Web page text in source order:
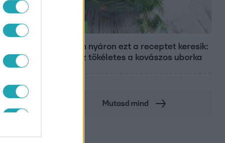
Minden nyáron ezt a receptet keresik:
így lesz tökéletes a kovászos uborka
Mutasd mind